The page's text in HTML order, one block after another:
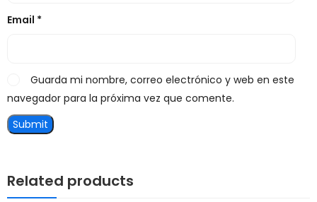
Email *
Guarda mi nombre, correo electrónico y web en este
navegador para la próxima vez que comente.
Related products